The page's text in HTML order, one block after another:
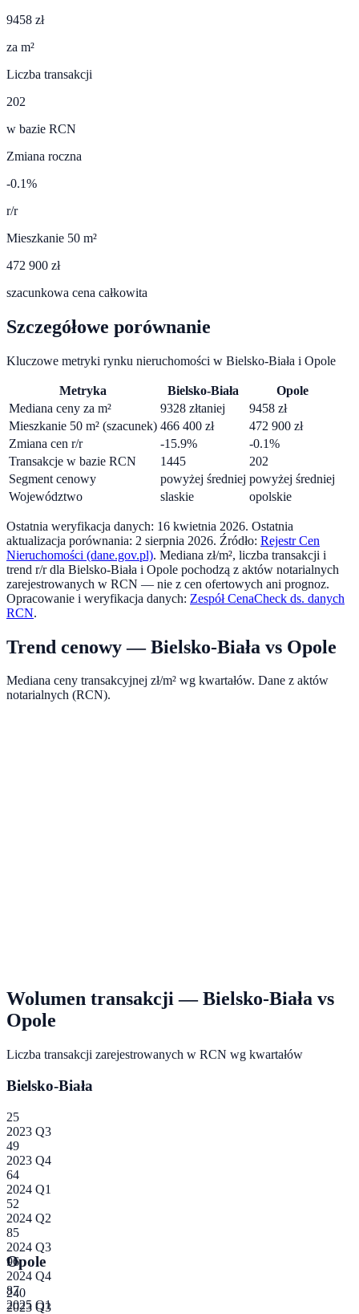
9458 zł
za m²
Liczba transakcji
202
w bazie RCN
Zmiana roczna
-0.1%
r/r
Mieszkanie 50 m²
472 900 zł
szacunkowa cena całkowita
Szczegółowe porównanie
Kluczowe metryki rynku nieruchomości w Bielsko-Biała i Opole
Metryka Bielsko-Biała
Opole
Mediana ceny za m²
9328 złtaniej 9458 zł
Mieszkanie 50 m² (szacunek) 466 400 zł 472 900 zł
Zmiana cen r/r
-15.9% -0.1%
Transakcje w bazie RCN
1445
202
Segment cenowy
powyżej średniej powyżej średniej
Województwo
slaskie opolskie
Ostatnia weryfikacja danych: 16 kwietnia 2026. Ostatnia
aktualizacja porównania: 2 sierpnia 2026. Źródło: Rejestr Cen
Nieruchomości (dane.gov.pl). Mediana zł/m², liczba transakcji i
trend r/r dla Bielsko-Biała i Opole pochodzą z aktów notarialnych
zarejestrowanych w RCN — nie z cen ofertowych ani prognoz.
Opracowanie i weryfikacja danych: Zespół CenaCheck ds. danych
RCN.
Trend cenowy —Bielsko-Biała vs Opole
Mediana ceny transakcyjnej zł/m² wg kwartałów. Dane z aktów
notarialnych (RCN).
Wolumen transakcji —Bielsko-Biała vs
Opole
Liczba transakcji zarejestrowanych w RCN wg kwartałów
Bielsko-Biała
25
2023 Q3
49
2023 Q4
64
2024 Q1
52
2024 Q2
85
2024 Q3
96
2024 Q4
87
2025 Q1
Opole
240
2023 Q3